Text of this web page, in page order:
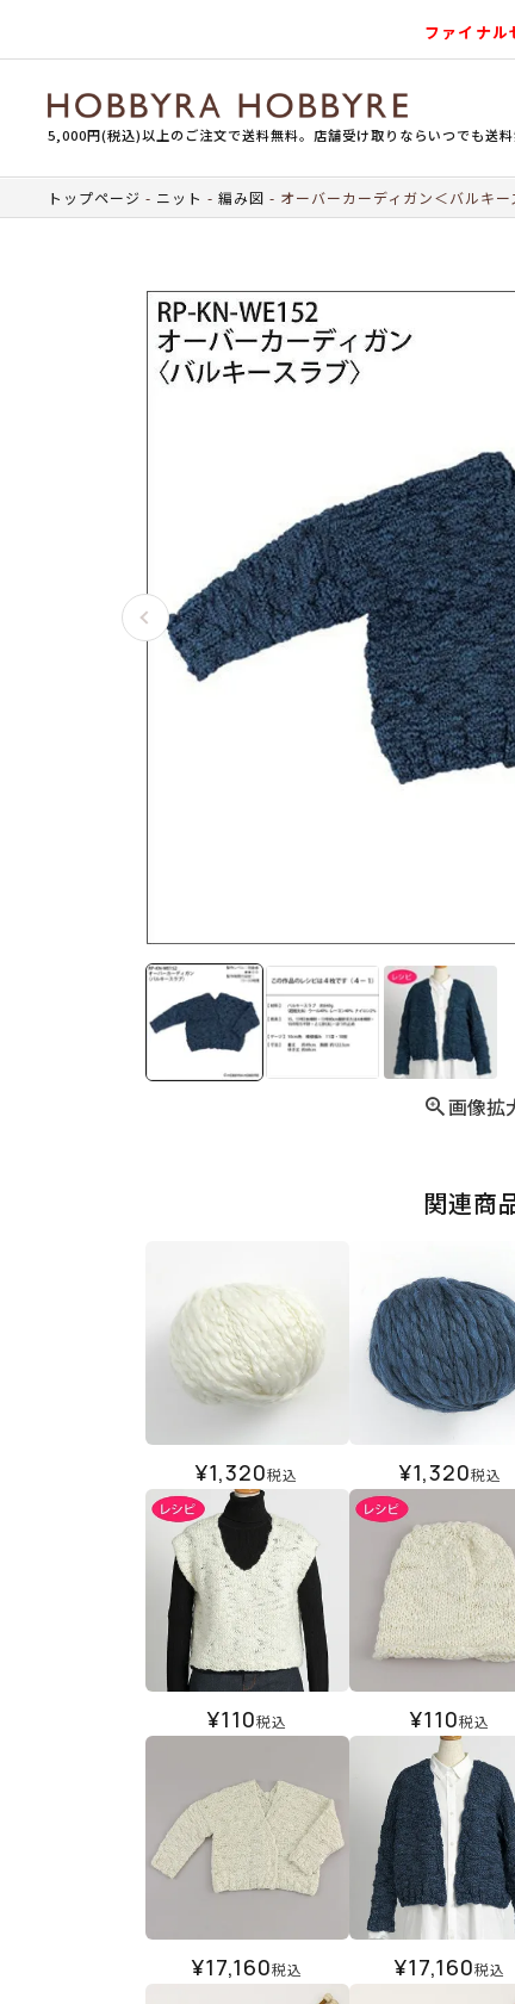
ファイナ
5,000円(税込)以上のご注文で送料無料。店舗受け取りならいつでも送料
トップページ ニット 編み図 オーバーカーディガン＜バルキー
画像拡
関連商
¥1,320税込 ¥1,320税込
¥110税込 ¥110税込
¥17,160税込 ¥17,160税込